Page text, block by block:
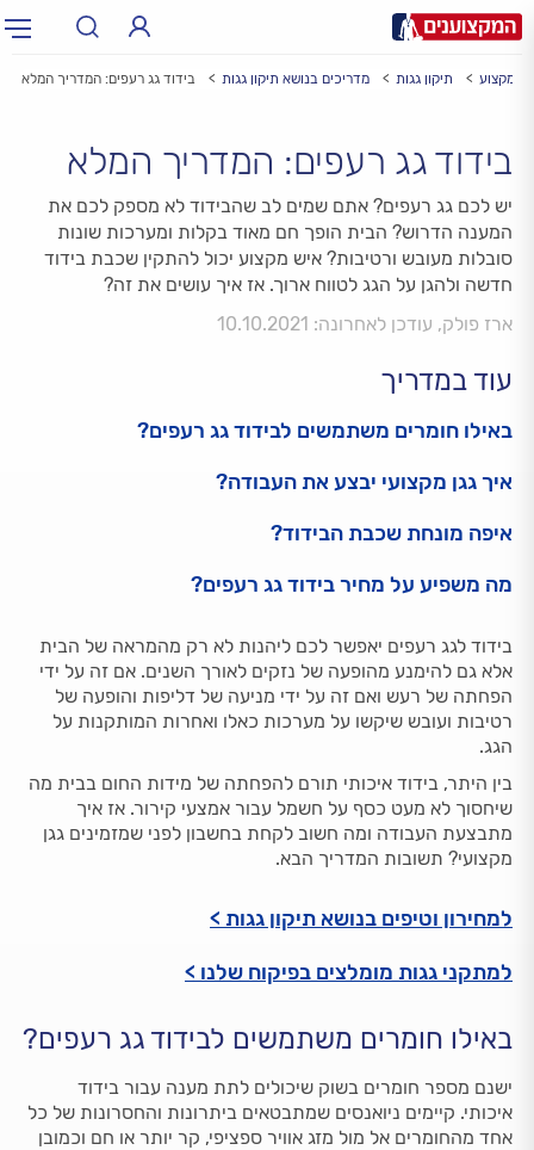
עיר: תל אביב, חיפה…
מקצוע תיקון גגות מדריכים בנושא תיקון גגות בידוד גג רעפים: המדריך המלא
בידוד גג רעפים: המדריך המלא
יש לכם גג רעפים? אתם שמים לב שהבידוד לא מספק לכם את
המענה הדרוש? הבית הופך חם מאוד בקלות ומערכות שונות
סובלות מעובש ורטיבות? איש מקצוע יכול להתקין שכבת בידוד
חדשה ולהגן על הגג לטווח ארוך. אז איך עושים את זה?
ארז פולק, עודכן לאחרונה: 10.10.2021
עוד במדריך
באילו חומרים משתמשים לבידוד גג רעפים?
איך גגן מקצועי יבצע את העבודה?
איפה מונחת שכבת הבידוד?
מה משפיע על מחיר בידוד גג רעפים?
בידוד לגג רעפים יאפשר לכם ליהנות לא רק מהמראה של הבית
אלא גם להימנע מהופעה של נזקים לאורך השנים. אם זה על ידי
הפחתה של רעש ואם זה על ידי מניעה של דליפות והופעה של
רטיבות ועובש שיקשו על מערכות כאלו ואחרות המותקנות על
הגג.
בין היתר, בידוד איכותי תורם להפחתה של מידות החום בבית מה
שיחסוך לא מעט כסף על חשמל עבור אמצעי קירור. אז איך
מתבצעת העבודה ומה חשוב לקחת בחשבון לפני שמזמינים גגן
מקצועי? תשובות המדריך הבא.
למחירון וטיפים בנושא תיקון גגות >
למתקני גגות מומלצים בפיקוח שלנו >
באילו חומרים משתמשים לבידוד גג רעפים?
ישנם מספר חומרים בשוק שיכולים לתת מענה עבור בידוד
איכותי. קיימים ניואנסים שמתבטאים ביתרונות והחסרונות של כל
אחד מהחומרים אל מול מזג אוויר ספציפי, קר יותר או חם וכמובן